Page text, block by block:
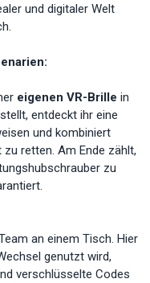
und digitaler Welt
eigenen VR-Brille in
entdeckt ihr eine
und kombiniert
retten. Am Ende zählt,
zu
an einem Tisch. Hier
genutzt wird,
verschlüsselte Codes